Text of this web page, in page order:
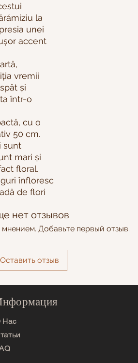
la
unei
accent
vremii
și
într-o
cu o
50 cm.
sunt
mari și
floral.
înfloresc
de flori
нет отзывов
Добавьте первый отзыв.
Оставить отзыв
Нас